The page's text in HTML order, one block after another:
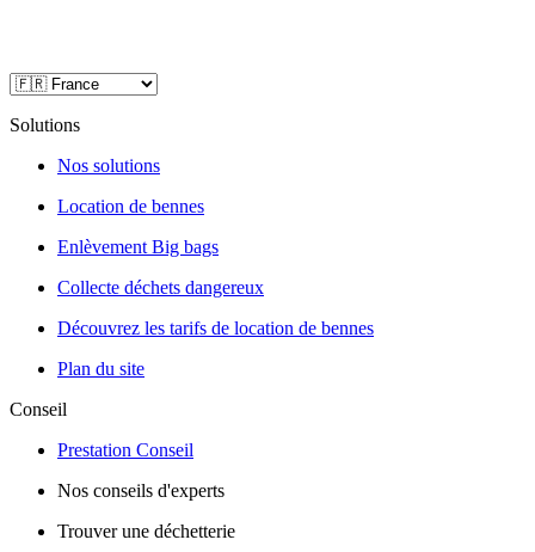
Solutions
Nos solutions
Location de bennes
Enlèvement Big bags
Collecte déchets dangereux
Découvrez les tarifs de location de bennes
Plan du site
Conseil
Prestation Conseil
Nos conseils d'experts
Trouver une déchetterie